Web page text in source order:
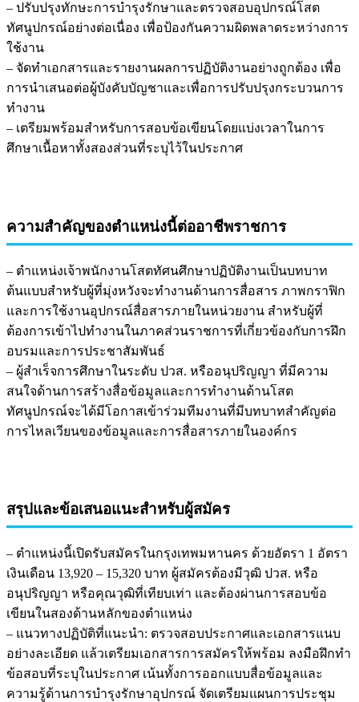
– ปรับปรุงทักษะการบำรุงรักษาและตรวจสอบอุปกรณ์โสต
ทัศนูปกรณ์อย่างต่อเนื่อง เพื่อป้องกันความผิดพลาดระหว่างการ
ใช้งาน
– จัดทำเอกสารและรายงานผลการปฏิบัติงานอย่างถูกต้อง เพื่อ
การนำเสนอต่อผู้บังคับบัญชาและเพื่อการปรับปรุงกระบวนการ
ทำงาน
– เตรียมพร้อมสำหรับการสอบข้อเขียนโดยแบ่งเวลาในการ
ศึกษาเนื้อหาทั้งสองส่วนที่ระบุไว้ในประกาศ
ความสำคัญของตำแหน่งนี้ต่ออาชีพราชการ
– ตำแหน่งเจ้าพนักงานโสตทัศนศึกษาปฏิบัติงานเป็นบทบาท
ต้นแบบสำหรับผู้ที่มุ่งหวังจะทำงานด้านการสื่อสาร ภาพกราฟิก
และการใช้งานอุปกรณ์สื่อสารภายในหน่วยงาน สำหรับผู้ที่
ต้องการเข้าไปทำงานในภาคส่วนราชการที่เกี่ยวข้องกับการฝึก
อบรมและการประชาสัมพันธ์
– ผู้สำเร็จการศึกษาในระดับ ปวส. หรืออนุปริญญา ที่มีความ
สนใจด้านการสร้างสื่อข้อมูลและการทำงานด้านโสต
ทัศนูปกรณ์จะได้มีโอกาสเข้าร่วมทีมงานที่มีบทบาทสำคัญต่อ
การไหลเวียนของข้อมูลและการสื่อสารภายในองค์กร
สรุปและข้อเสนอแนะสำหรับผู้สมัคร
– ตำแหน่งนี้เปิดรับสมัครในกรุงเทพมหานคร ด้วยอัตรา 1 อัตรา
เงินเดือน 13,920 – 15,320 บาท ผู้สมัครต้องมีวุฒิ ปวส. หรือ
อนุปริญญา หรือคุณวุฒิที่เทียบเท่า และต้องผ่านการสอบข้อ
เขียนในสองด้านหลักของตำแหน่ง
– แนวทางปฏิบัติที่แนะนำ: ตรวจสอบประกาศและเอกสารแนบ
อย่างละเอียด แล้วเตรียมเอกสารการสมัครให้พร้อม ลงมือฝึกทำ
ข้อสอบที่ระบุในประกาศ เน้นทั้งการออกแบบสื่อข้อมูลและ
ความรู้ด้านการบำรุงรักษาอุปกรณ์ จัดเตรียมแผนการประชุม